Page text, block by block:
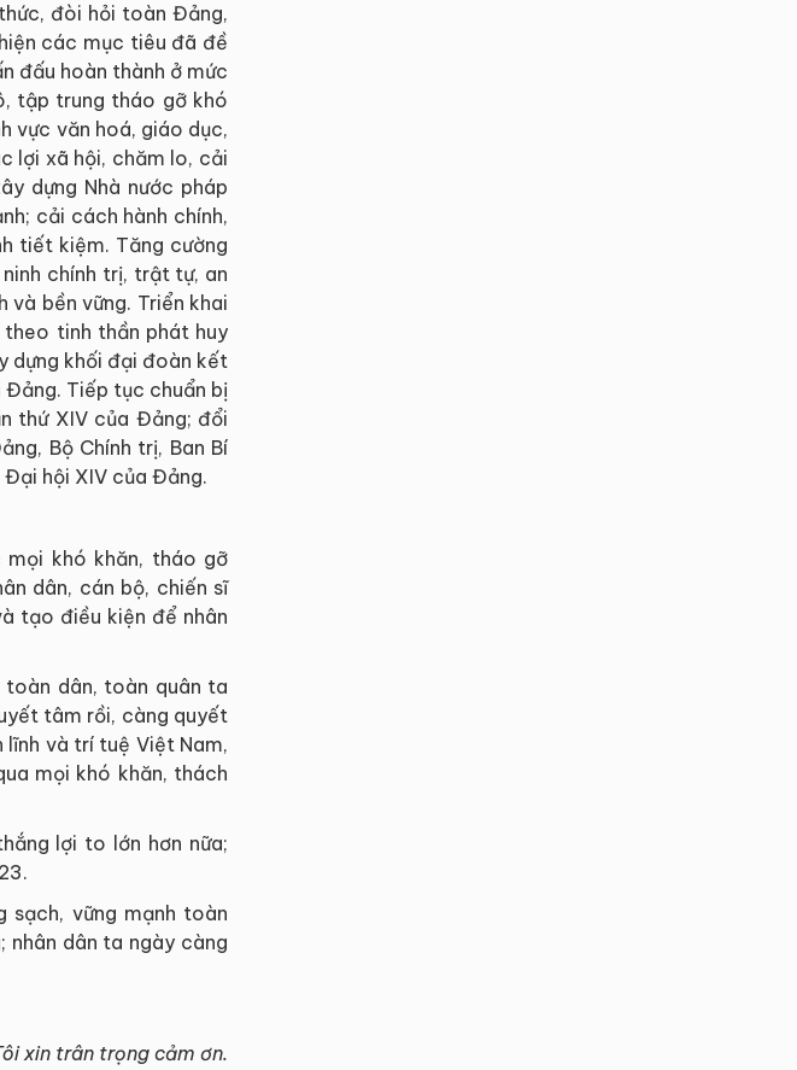
đòi hỏi toàn Đảng,
các mục tiêu đã đề
đấu hoàn thành ở mức
tập trung tháo gỡ khó
vực văn hoá, giáo dục,
lợi xã hội, chăm lo, cải
dựng Nhà nước pháp
cải cách hành chính,
tiết kiệm. Tăng cường
chính trị, trật tự, an
bền vững. Triển khai
tinh thần phát huy
dựng khối đại đoàn kết
Tiếp tục chuẩn bị
thứ XIV của Đảng; đổi
Bộ Chính trị, Ban Bí
hội XIV của Đảng.
khó khăn, tháo gỡ
dân, cán bộ, chiến sĩ
tạo điều kiện để nhân
toàn dân, toàn quân ta
tâm rồi, càng quyết
lĩnh và trí tuệ Việt Nam,
mọi khó khăn, thách
lợi to lớn hơn nữa;
vững mạnh toàn
nhân dân ta ngày càng
xin trân trọng cảm ơn.